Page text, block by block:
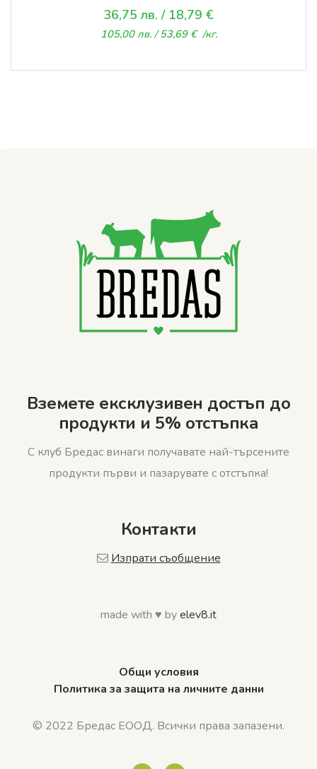
36,75 лв. / 18,79 €
105,00лв./ 53,69 € /кг.
Вземете ексклузивен достъп до
продукти и 5% отстъпка
С клуб Бредас винаги получавате най-търсените
продукти първи и пазарувате с отстъпка!
Контакти
Изпрати съобщение
made with ♥ byelev8.it
Общи условия
Политика за защита на личните данни
© 2022 Бредас ЕООД. Всички права запазени.